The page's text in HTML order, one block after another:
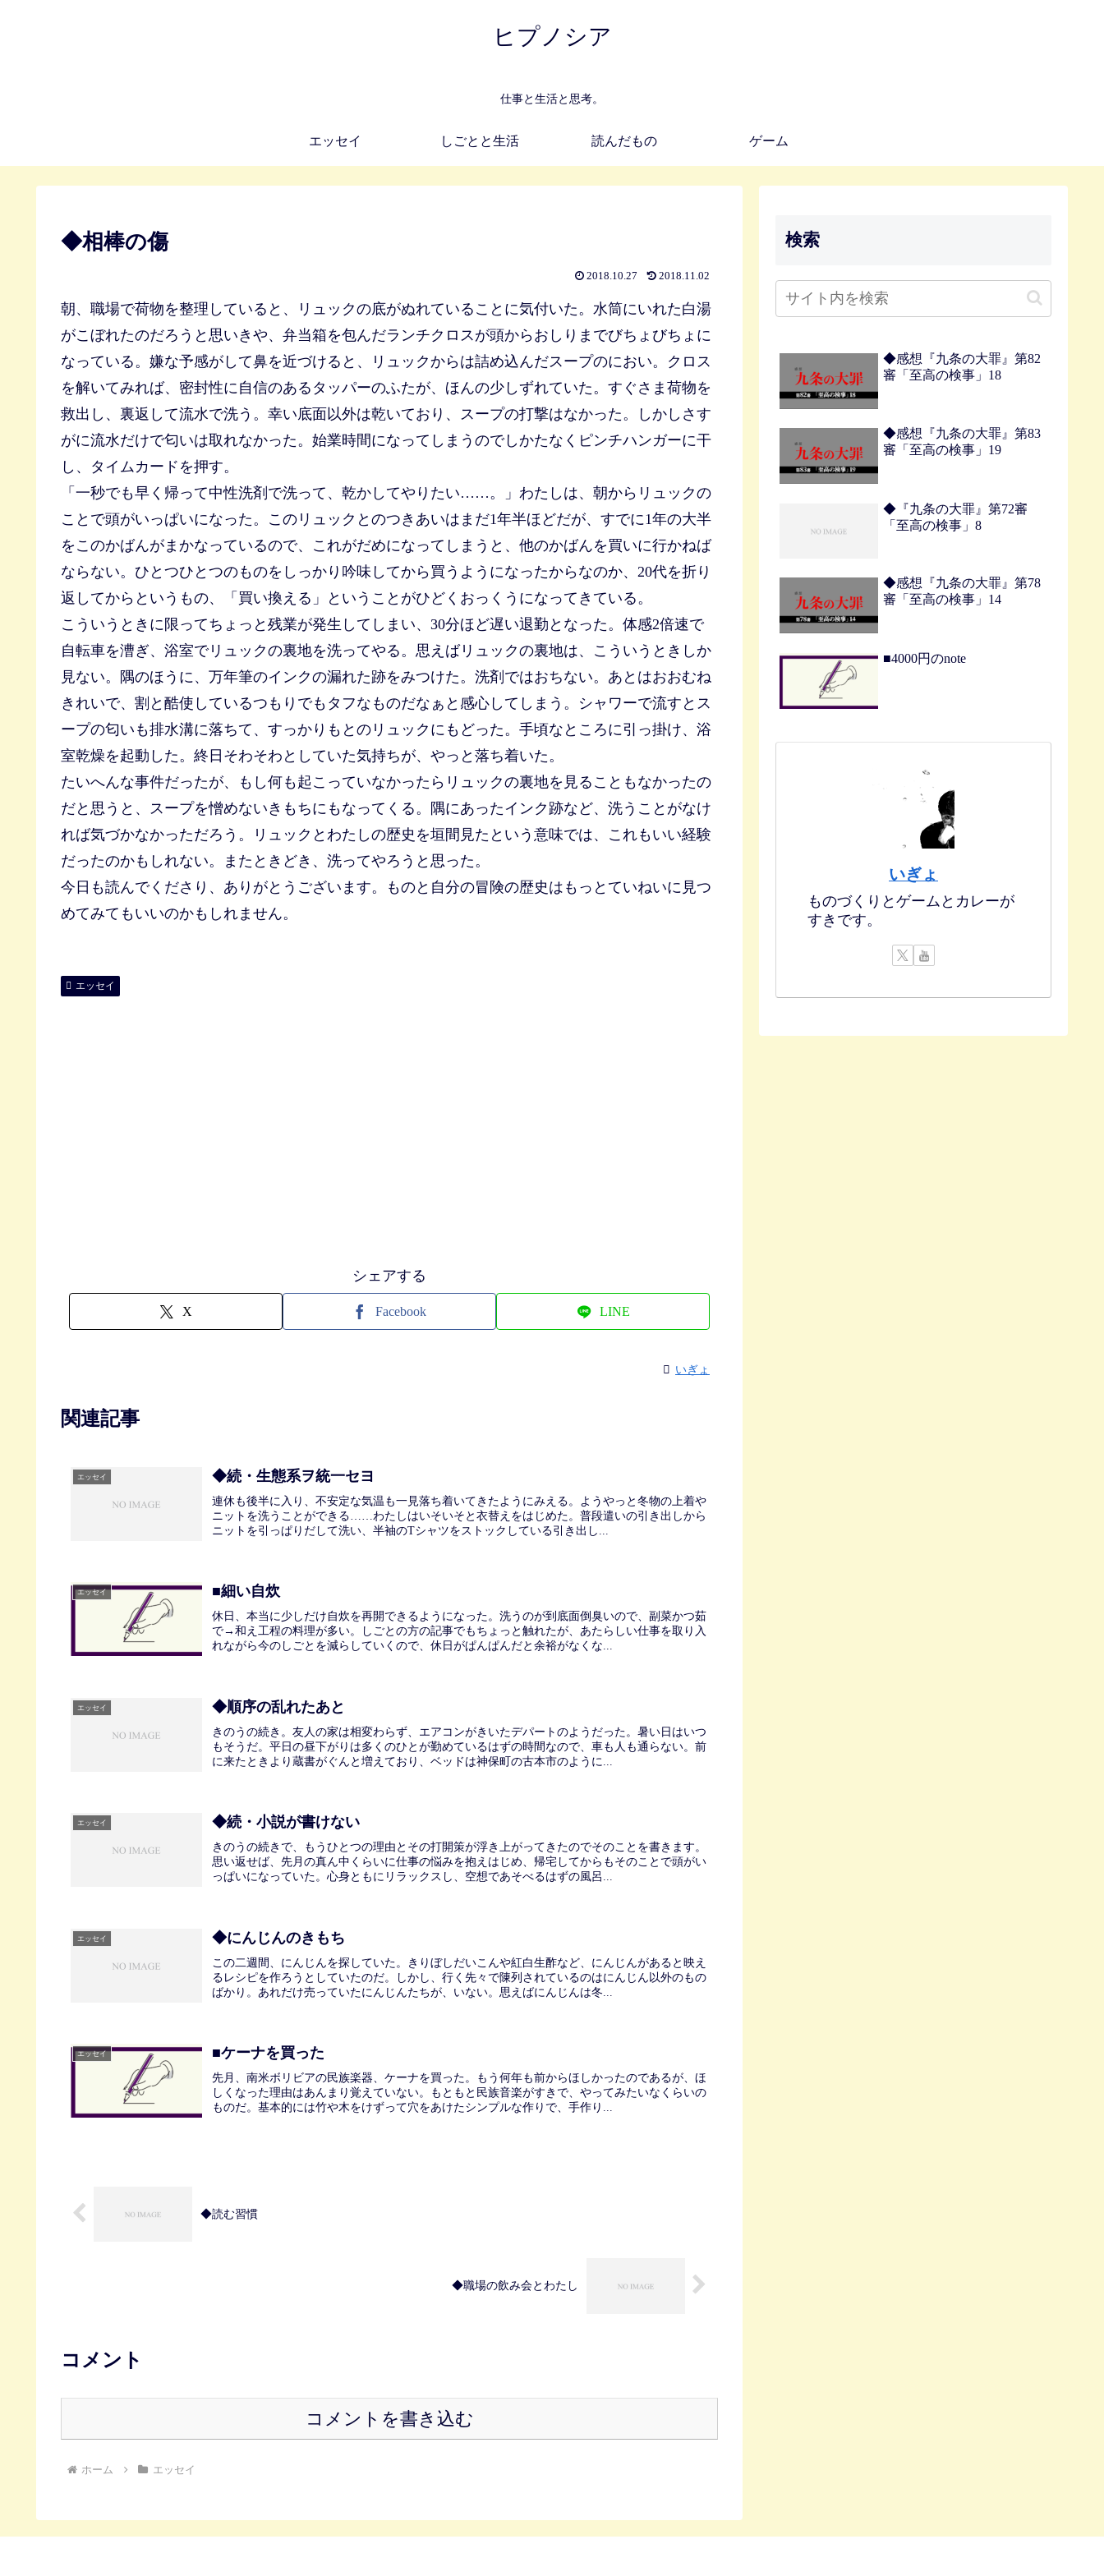
ヒプノシア
仕事と生活と思考。
エッセイ しごとと生活 読んだもの ゲーム
◆相棒の傷
2018.10.27 2018.11.02
朝、職場で荷物を整理していると、リュックの底がぬれていることに気付いた。水筒にいれた白湯
がこぼれたのだろうと思いきや、弁当箱を包んだランチクロスが頭からおしりまでびちょびちょに
なっている。嫌な予感がして鼻を近づけると、リュックからは詰め込んだスープのにおい。クロス
を解いてみれば、密封性に自信のあるタッパーのふたが、ほんの少しずれていた。すぐさま荷物を
救出し、裏返して流水で洗う。幸い底面以外は乾いており、スープの打撃はなかった。しかしさす
がに流水だけで匂いは取れなかった。始業時間になってしまうのでしかたなくピンチハンガーに干
し、タイムカードを押す。
「一秒でも早く帰って中性洗剤で洗って、乾かしてやりたい……。」わたしは、朝からリュックの
ことで頭がいっぱいになった。このリュックとのつきあいはまだ1年半ほどだが、すでに1年の大半
をこのかばんがまかなっているので、これがだめになってしまうと、他のかばんを買いに行かねば
ならない。ひとつひとつのものをしっかり吟味してから買うようになったからなのか、20代を折り
返してからというもの、「買い換える」ということがひどくおっくうになってきている。
こういうときに限ってちょっと残業が発生してしまい、30分ほど遅い退勤となった。体感2倍速で
自転車を漕ぎ、浴室でリュックの裏地を洗ってやる。思えばリュックの裏地は、こういうときしか
見ない。隅のほうに、万年筆のインクの漏れた跡をみつけた。洗剤ではおちない。あとはおおむね
きれいで、割と酷使しているつもりでもタフなものだなぁと感心してしまう。シャワーで流すとス
ープの匂いも排水溝に落ちて、すっかりもとのリュックにもどった。手頃なところに引っ掛け、浴
室乾燥を起動した。終日そわそわとしていた気持ちが、やっと落ち着いた。
たいへんな事件だったが、もし何も起こっていなかったらリュックの裏地を見ることもなかったの
だと思うと、スープを憎めないきもちにもなってくる。隅にあったインク跡など、洗うことがなけ
れば気づかなかっただろう。リュックとわたしの歴史を垣間見たという意味では、これもいい経験
だったのかもしれない。またときどき、洗ってやろうと思った。
今日も読んでくださり、ありがとうございます。ものと自分の冒険の歴史はもっとていねいに見つ
めてみてもいいのかもしれません。
エッセイ
シェアする
X Facebook LINE
いぎょ
関連記事
エッセイ ◆続・生態系ヲ統一セヨ
連休も後半に入り、不安定な気温も一見落ち着いてきたようにみえる。ようやっと冬物の上着や
ニットを洗うことができる……わたしはいそいそと衣替えをはじめた。普段遣いの引き出しから
ニットを引っぱりだして洗い、半袖のTシャツをストックしている引き出し...
エッセイ ■細い自炊
休日、本当に少しだけ自炊を再開できるようになった。洗うのが到底面倒臭いので、副菜かつ茹
で→和え工程の料理が多い。しごとの方の記事でもちょっと触れたが、あたらしい仕事を取り入
れながら今のしごとを減らしていくので、休日がぱんぱんだと余裕がなくな...
エッセイ ◆順序の乱れたあと
きのうの続き。友人の家は相変わらず、エアコンがきいたデパートのようだった。暑い日はいつ
もそうだ。平日の昼下がりは多くのひとが勤めているはずの時間なので、車も人も通らない。前
に来たときより蔵書がぐんと増えており、ベッドは神保町の古本市のように...
エッセイ ◆続・小説が書けない
きのうの続きで、もうひとつの理由とその打開策が浮き上がってきたのでそのことを書きます。
思い返せば、先月の真ん中くらいに仕事の悩みを抱えはじめ、帰宅してからもそのことで頭がい
っぱいになっていた。心身ともにリラックスし、空想であそべるはずの風呂...
エッセイ ◆にんじんのきもち
この二週間、にんじんを探していた。きりぼしだいこんや紅白生酢など、にんじんがあると映え
るレシピを作ろうとしていたのだ。しかし、行く先々で陳列されているのはにんじん以外のもの
ばかり。あれだけ売っていたにんじんたちが、いない。思えばにんじんは冬...
エッセイ ■ケーナを買った
先月、南米ボリビアの民族楽器、ケーナを買った。もう何年も前からほしかったのであるが、ほ
しくなった理由はあんまり覚えていない。もともと民族音楽がすきで、やってみたいなくらいの
ものだ。基本的には竹や木をけずって穴をあけたシンプルな作りで、手作り...
◆読む習慣
◆職場の飲み会とわたし
コメント
コメントを書き込む
ホーム エッセイ
検索
◆感想『九条の大罪』第82
審「至高の検事」18
◆感想『九条の大罪』第83
審「至高の検事」19
◆『九条の大罪』第72審
「至高の検事」8
◆感想『九条の大罪』第78
審「至高の検事」14
■4000円のnote
いぎょ
ものづくりとゲームとカレーが
すきです。